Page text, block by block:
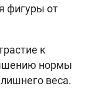
фигуры от
к
нормы
веса.